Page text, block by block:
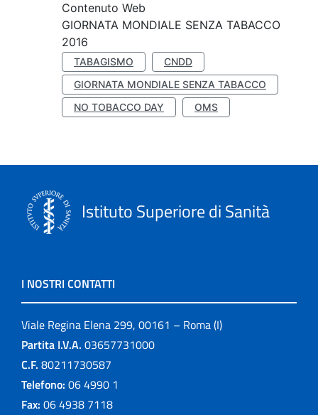
Contenuto Web
GIORNATA MONDIALE SENZA TABACCO
2016
TABAGISMO
CNDD
GIORNATA MONDIALE SENZA TABACCO
NO TOBACCO DAY
OMS
Istituto Superiore di Sanità
I NOSTRI CONTATTI
Viale Regina Elena 299, 00161 – Roma (I)
Partita I.V.A. 03657731000
C.F. 80211730587
Telefono: 06 4990 1
Fax: 06 4938 7118